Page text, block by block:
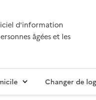
d'information
âgées et les
Changer de